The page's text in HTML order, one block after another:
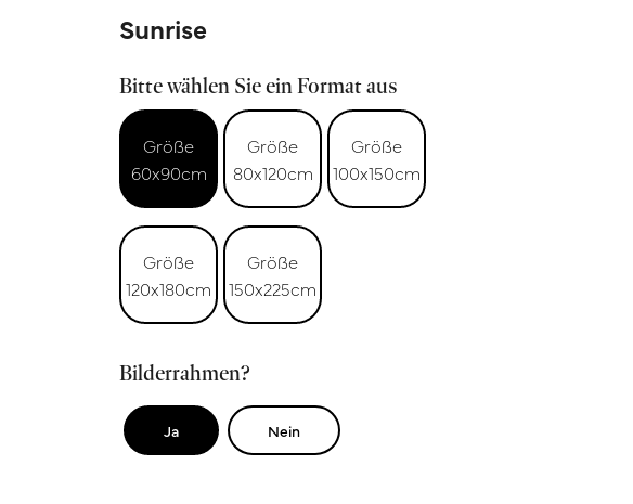
Sunrise
Bitte wählen Sie ein Format aus
Größe
60x90cm
Größe
80x120cm
Größe
100x150cm
Größe
120x180cm
Größe
150x225cm
Bilderrahmen?
Ja Nein